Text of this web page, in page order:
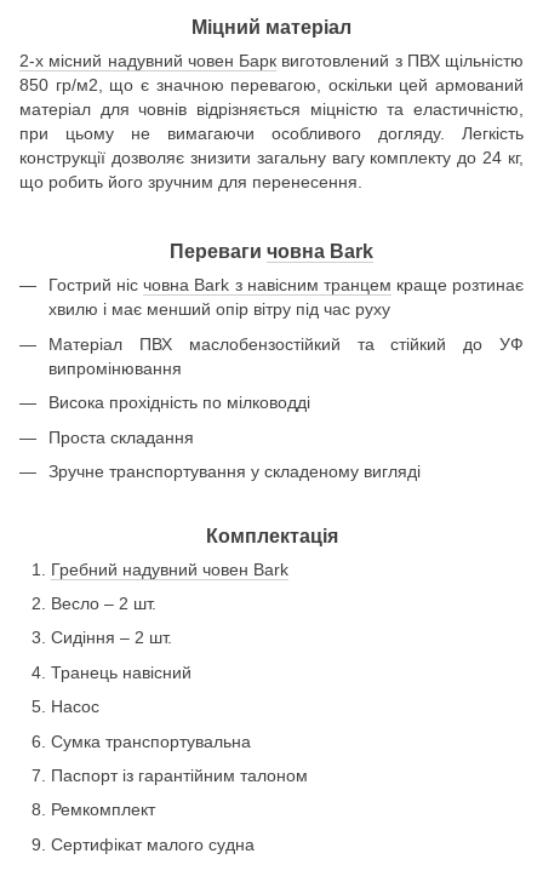
Міцний матеріал
2-х місний надувний човен Барк виготовлений з ПВХ щільністю
850 гр/м2, що є значною перевагою, оскільки цей армований
матеріал для човнів відрізняється міцністю та еластичністю,
при цьому не вимагаючи особливого догляду. Легкість
конструкції дозволяє знизити загальну вагу комплекту до 24 кг,
що робить його зручним для перенесення.
Переваги човна Bark
Гострий нісчовна Bark з навісним транцем краще розтинає
хвилю і має менший опір вітру під час руху
Матеріал ПВХ маслобензостійкий та стійкий до УФ
випромінювання
Висока прохідність по мілководді
Проста складання
Зручне транспортування у складеному вигляді
Комплектація
Гребний надувний човен Bark
Весло – 2 шт.
Сидіння – 2 шт.
Транець навісний
Насос
Сумка транспортувальна
Паспорт із гарантійним талоном
Ремкомплект
Сертифікат малого судна